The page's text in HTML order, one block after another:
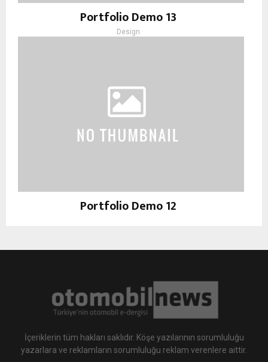
Portfolio Demo 13
Design
Portfolio Demo 12
İçeriklerin tüm hakları saklıdır. Köşe yazılarının sorumluluğu
yazarlara ve reklamların sorumluluğu reklam verenlere aittir.